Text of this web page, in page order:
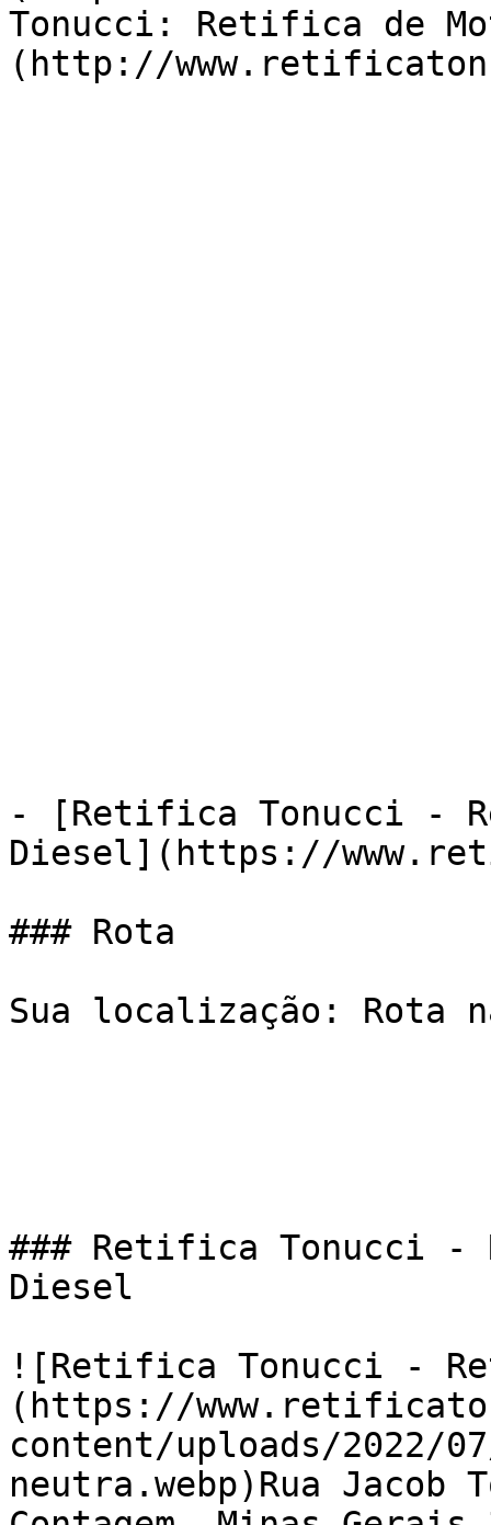
Tonucci: Retifica de
(http://
- [Retifica Tonucci -
Diesel](https://
### Rota
Sua localização: Rota
### Retifica Tonucci -
Diesel
![Retifica Tonucci -
(https://
content/uploads/2022/
neutra.webp)Rua